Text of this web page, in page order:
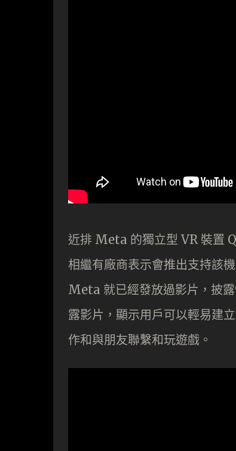
近排 Meta 的獨立型 VR 裝置
相繼有廠商表示會推出支持該
Meta 就已經發放過影片，披
露影片，顯示用戶可以輕易建
作和與朋友聯繫和玩遊戲。